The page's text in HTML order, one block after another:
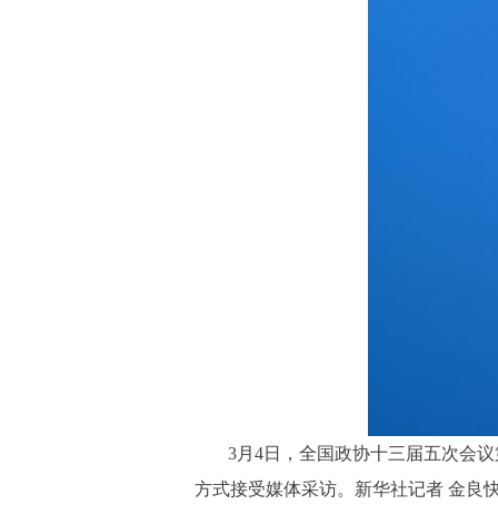
3月4日，全国政协十三届五次会
方式接受媒体采访。新华社记者 金良